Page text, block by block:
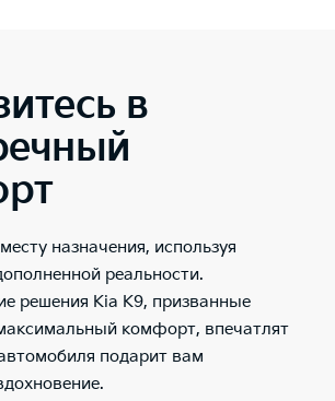
в
назначения, используя
реальности.
решения Kia K9, призванные
комфорт, впечатлят
подарит вам